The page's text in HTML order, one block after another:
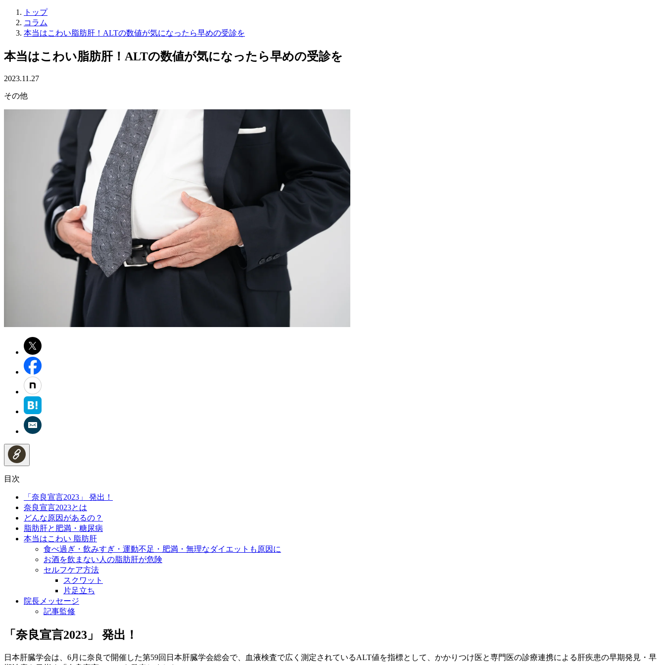
トップ
コラム
本当はこわい脂肪肝！ALTの数値が気になったら早めの受診を
本当はこわい脂肪肝！ALTの数値が気になったら早めの受診を
2023.11.27
その他
目次
「奈良宣言2023」 発出！
奈良宣言2023とは
どんな原因があるの？
脂肪肝と肥満・糖尿病
本当はこわい 脂肪肝
食べ過ぎ・飲みすぎ・運動不足・肥満・無理なダイエットも原因に
お酒を飲まない人の脂肪肝が危険
セルフケア方法
スクワット
片足立ち
院長メッセージ
記事監修
「奈良宣言2023」 発出！
日本肝臓学会は、6月に奈良で開催した第59回日本肝臓学会総会で、血液検査で広く測定されているALT値を指標として、かかりつけ医と専門医の診療連携による肝疾患の早期発見・早